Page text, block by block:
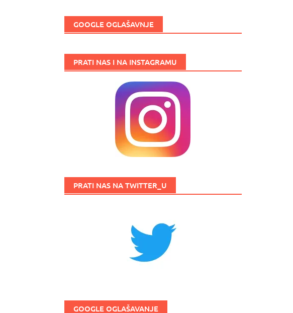
GOOGLE OGLAŠAVNJE
PRATI NAS I NA INSTAGRAMU
PRATI NAS NA TWITTER_U
GOOGLE OGLAŠAVANJE